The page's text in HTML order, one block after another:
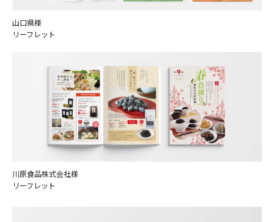
山口県様
リーフレット
川原食品株式会社様
リーフレット